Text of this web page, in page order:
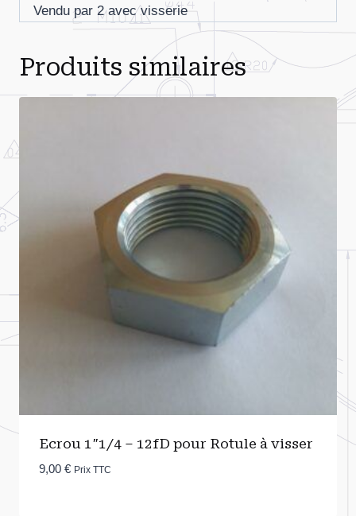
Vendu par 2 avec visserie
Produits similaires
Ecrou 1″1/4 – 12fD pour Rotule à visser
9,00 € Prix TTC